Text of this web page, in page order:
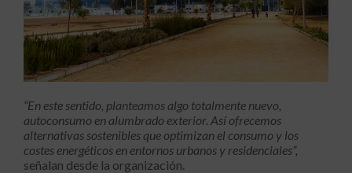
“En este sentido, planteamos algo totalmente nuevo,
autoconsumo en alumbrado exterior. Así ofrecemos
alternativas sostenibles que optimizan el consumo y los
costes energéticos en entornos urbanos y residenciales”,
señalan desde la organización.